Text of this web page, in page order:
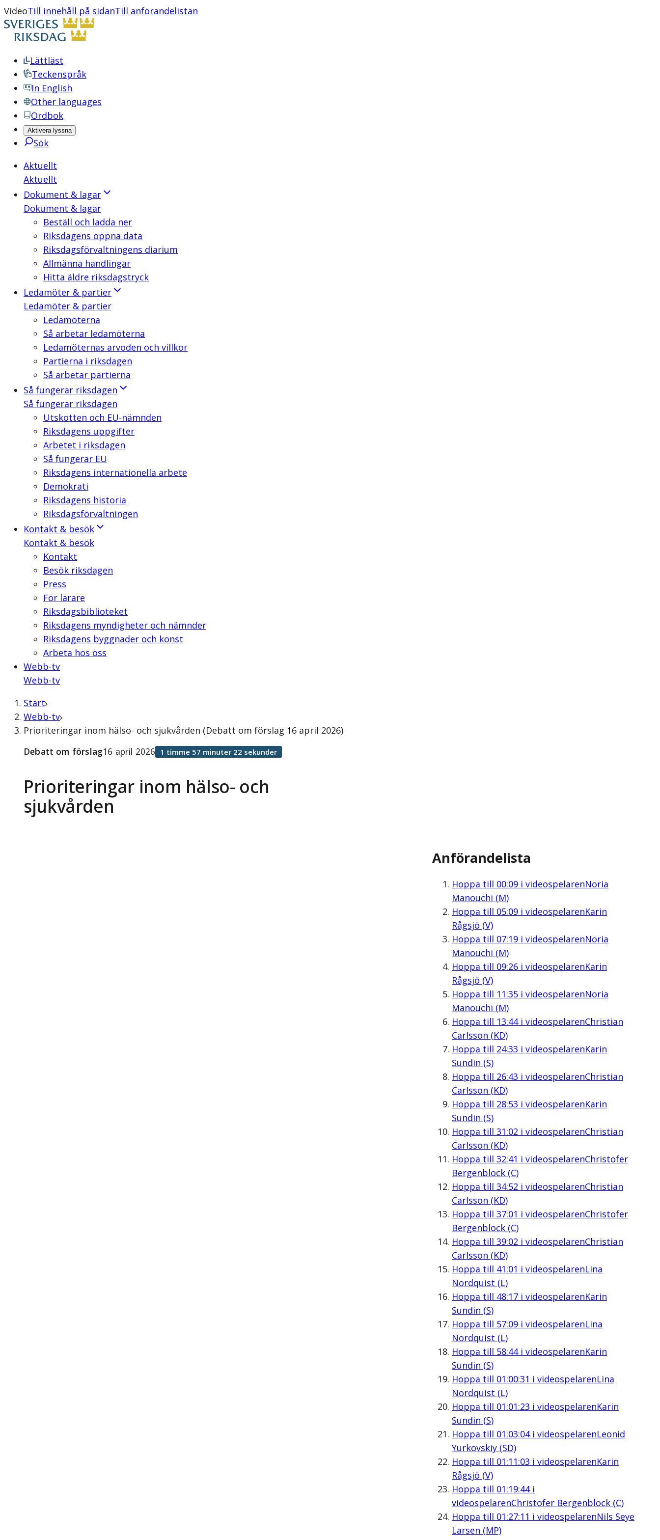
VideoTill innehåll på sidanTill anförandelistan
Lättläst
Teckenspråk
In English
Other languages
Ordbok
Aktivera lyssna
Sök
Aktuellt
Aktuellt
Dokument & lagar
Dokument & lagar
Beställ och ladda ner
Riksdagens öppna data
Riksdagsförvaltningens diarium
Allmänna handlingar
Hitta äldre riksdagstryck
Ledamöter & partier
Ledamöter & partier
Ledamöterna
Så arbetar ledamöterna
Ledamöternas arvoden och villkor
Partierna i riksdagen
Så arbetar partierna
Så fungerar riksdagen
Så fungerar riksdagen
Utskotten och EU-nämnden
Riksdagens uppgifter
Arbetet i riksdagen
Så fungerar EU
Riksdagens internationella arbete
Demokrati
Riksdagens historia
Riksdagsförvaltningen
Kontakt & besök
Kontakt & besök
Kontakt
Besök riksdagen
Press
För lärare
Riksdagsbiblioteket
Riksdagens myndigheter och nämnder
Riksdagens byggnader och konst
Arbeta hos oss
Webb-tv
Webb-tv
Start
Webb-tv
Prioriteringar inom hälso- och sjukvården (Debatt om förslag 16 april 2026)
Prioriteringar inom hälso- och
sjukvården
Debatt om förslag16 april 2026 1 timme 57 minuter 22 sekunder
Anförandelista
Hoppa till 00:09i videospelarenNoria
Manouchi (M)
Hoppa till 05:09i videospelarenKarin
Rågsjö (V)
Hoppa till 07:19i videospelarenNoria
Manouchi (M)
Hoppa till 09:26i videospelarenKarin
Rågsjö (V)
Hoppa till 11:35i videospelarenNoria
Manouchi (M)
Hoppa till 13:44i videospelarenChristian
Carlsson (KD)
Hoppa till 24:33 i videospelarenKarin
Sundin (S)
Hoppa till 26:43 i videospelarenChristian
Carlsson (KD)
Hoppa till 28:53 i videospelarenKarin
Sundin (S)
Hoppa till 31:02 i videospelarenChristian
Carlsson (KD)
Hoppa till 32:41 i videospelarenChristofer
Bergenblock (C)
Hoppa till 34:52 i videospelarenChristian
Carlsson (KD)
Hoppa till 37:01 i videospelarenChristofer
Bergenblock (C)
Hoppa till 39:02 i videospelarenChristian
Carlsson (KD)
Hoppa till 41:01 i videospelarenLina
Nordquist (L)
Hoppa till 48:17i videospelarenKarin
Sundin (S)
Hoppa till 57:09i videospelarenLina
Nordquist (L)
Hoppa till 58:44i videospelarenKarin
Sundin (S)
Hoppa till 01:00:31 i videospelarenLina
Nordquist (L)
Hoppa till 01:01:23 i videospelarenKarin
Sundin (S)
Hoppa till 01:03:04i videospelarenLeonid
Yurkovskiy (SD)
Hoppa till 01:11:03 i videospelarenKarin
Rågsjö (V)
Hoppa till 01:19:44i
videospelarenChristofer Bergenblock (C)
Hoppa till 01:27:11 i videospelarenNils Seye
Larsen (MP)